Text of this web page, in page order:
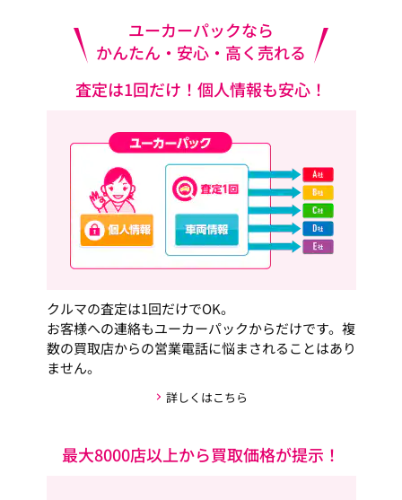
ユーカーパックなら
かんたん・安心・高く売れる
査定は1回だけ！個人情報も安心！
クルマの査定は1回だけでOK。
お客様への連絡もユーカーパックからだけです。複
数の買取店からの営業電話に悩まされることはあり
ません。
詳しくはこちら
最大8000店以上から買取価格が提示！